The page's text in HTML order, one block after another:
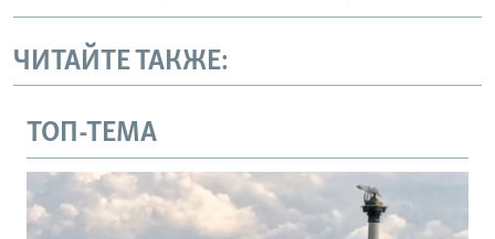
ЧИТАЙТЕ ТАКЖЕ:
ТОП-ТЕМА